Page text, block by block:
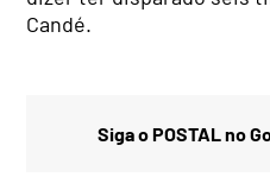
Candé.
Siga o POSTAL no